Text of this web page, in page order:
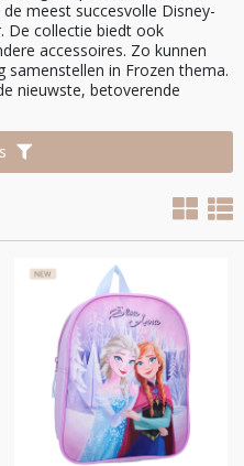
meest succesvolle Disney-
De collectie biedt ook
accessoires. Zo kunnen
samenstellen in Frozen thema.
nieuwste, betoverende